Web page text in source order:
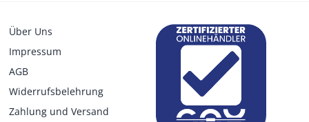
Über Uns
Impressum
AGB
Widerrufsbelehrung
Zahlung und Versand